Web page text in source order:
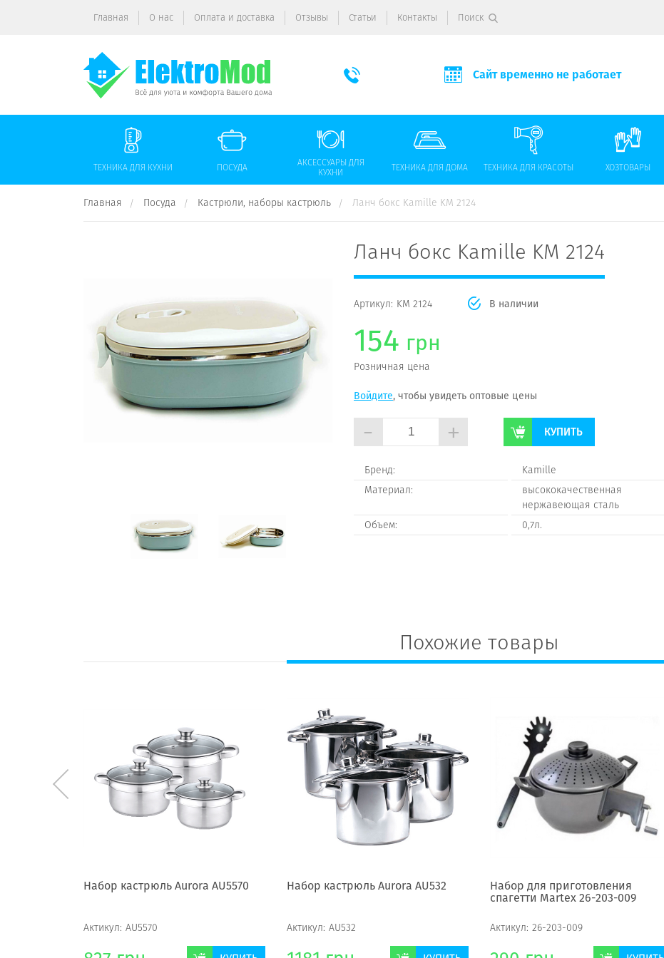
Главная О нас Оплата и доставка Отзывы Статьи Контакты Поиск
Сайт временно не работает
ТЕХНИКА ДЛЯ КУХНИ ПОСУДА
АКСЕССУАРЫ ДЛЯ
КУХНИ
ТЕХНИКА ДЛЯ ДОМА ТЕХНИКА ДЛЯ КРАСОТЫ ХОЗТОВАРЫ
Главная Посуда Кастрюли, наборы кастрюль Ланч бокс Kamille KM 2124
Ланч бокс Kamille KM 2124
Артикул: KM 2124 В наличии
154 грн
Розничная цена
Войдите, чтобы увидеть оптовые цены
- + КУПИТЬ
Бренд:
Kamillе
Материал:
высококачественная
нержавеющая сталь
Объем:
0,7л.
Похожие товары
Набор кастрюль Aurora AU5570
Актикул: AU5570
Набор кастрюль Aurora AU532
Актикул: AU532
Набор для приготовления
спагетти Martex 26-203-009
Актикул: 26-203-009